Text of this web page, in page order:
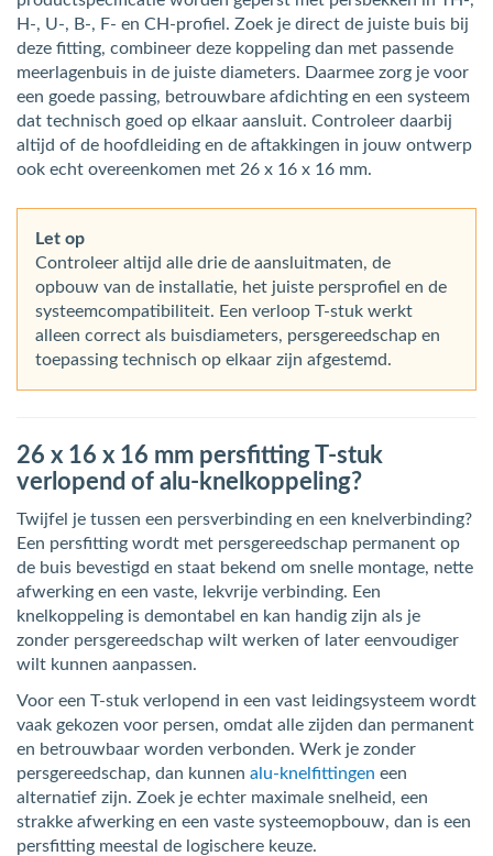
H-, U-, B-, F- en CH-profiel. Zoek je direct de juiste buis bij
deze fitting, combineer deze koppeling dan met passende
meerlagenbuis in de juiste diameters. Daarmee zorg je voor
een goede passing, betrouwbare afdichting en een systeem
dat technisch goed op elkaar aansluit. Controleer daarbij
altijd of de hoofdleiding en de aftakkingen in jouw ontwerp
ook echt overeenkomen met 26 x 16 x 16 mm.
Let op
Controleer altijd alle drie de aansluitmaten, de
opbouw van de installatie, het juiste persprofiel en de
systeemcompatibiliteit. Een verloop T-stuk werkt
alleen correct als buisdiameters, persgereedschap en
toepassing technisch op elkaar zijn afgestemd.
26 x 16 x 16 mm persfitting T-stuk
verlopend of alu-knelkoppeling?
Twijfel je tussen een persverbinding en een knelverbinding?
Een persfitting wordt met persgereedschap permanent op
de buis bevestigd en staat bekend om snelle montage, nette
afwerking en een vaste, lekvrije verbinding. Een
knelkoppeling is demontabel en kan handig zijn als je
zonder persgereedschap wilt werken of later eenvoudiger
wilt kunnen aanpassen.
Voor een T-stuk verlopend in een vast leidingsysteem wordt
vaak gekozen voor persen, omdat alle zijden dan permanent
en betrouwbaar worden verbonden. Werk je zonder
persgereedschap, dan kunnen alu-knelfittingen een
alternatief zijn. Zoek je echter maximale snelheid, een
strakke afwerking en een vaste systeemopbouw, dan is een
persfitting meestal de logischere keuze.